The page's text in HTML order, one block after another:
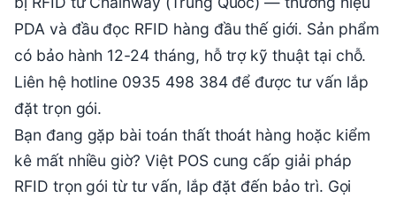
PDA và đầu đọc RFID hàng đầu thế giới. Sản phẩm
có bảo hành 12-24 tháng, hỗ trợ kỹ thuật tại chỗ.
Liên hệ hotline 0935 498 384 để được tư vấn lắp
đặt trọn gói.
Bạn đang gặp bài toán thất thoát hàng hoặc kiểm
kê mất nhiều giờ? Việt POS cung cấp giải pháp
RFID trọn gói từ tư vấn, lắp đặt đến bảo trì. Gọi